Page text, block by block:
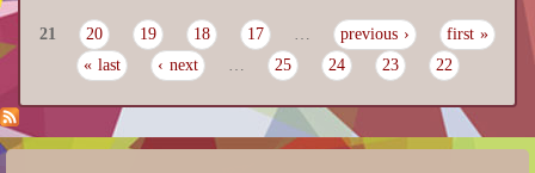
Pages
« first
‹ previous
…
17
18
19
20
21
22
23
24
25
…
next ›
last »